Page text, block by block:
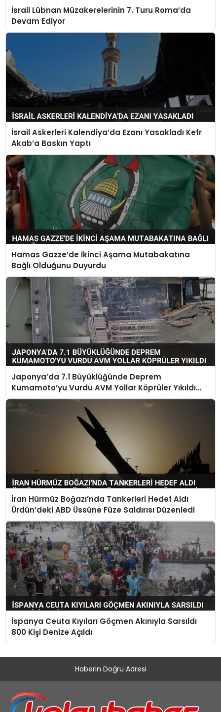
İsrail Lübnan Müzakerelerinin 7. Turu Roma’da
Devam Ediyor
İsrail Askerleri Kalendiya’da Ezanı Yasakladı Kefr
Akab’a Baskın Yaptı
Hamas Gazze’de İkinci Aşama Mutabakatına
Bağlı Olduğunu Duyurdu
Japonya’da 7.1 Büyüklüğünde Deprem
Kumamoto’yu Vurdu AVM Yollar Köprüler Yıkıldı
Çok Sayıda Can Kaybı Var
İran Hürmüz Boğazı’nda Tankerleri Hedef Aldı
Ürdün’deki ABD Üssüne Füze Saldırısı Düzenledi
İspanya Ceuta Kıyıları Göçmen Akınıyla Sarsıldı
800 Kişi Denize Açıldı
Haberin Doğru Adresi